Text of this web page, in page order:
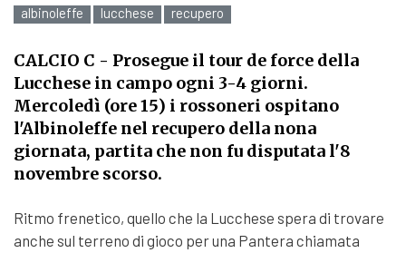
albinoleffe lucchese recupero
CALCIO C - Prosegue il tour de force della
Lucchese in campo ogni 3-4 giorni.
Mercoledì (ore 15) i rossoneri ospitano
l'Albinoleffe nel recupero della nona
giornata, partita che non fu disputata l'8
novembre scorso.
Ritmo frenetico, quello che la Lucchese spera di trovare
anche sul terreno di gioco per una Pantera chiamata